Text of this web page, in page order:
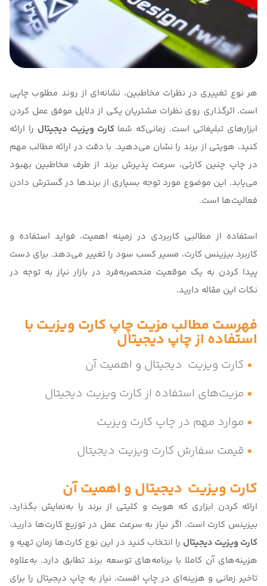
هر نوع تغییری در نظرات مخاطبین، نشانه‌ای از روند مطلوب چاپی
است. اثرگذاری روی نظرات مشتریان یکی از دلایل موفق عمل کردن
ابزارهای تبلیغاتی است. زمانی‌که شماکارت ویزیت دیجیتال را ارائه
کنید، هویتی از برند را نشان می‌دهید. با دقت در ارائه مطالب مهم
در چاپ چنین کارتی، سرعت پذیرش برند از طرف مخاطبین بهبود
می‌یابد. این موضوع مورد توجه بسیاری از برندها در گسترش دادن
فعالیت‌ها است.
استفاده از مطالبی کاربردی در زمینه اهمیت، فواید استفاده و
کاربرد بیزینس کارت، مسیر کسب سود را تغییر می‌دهد. برای دست
پیدا کردن به یک موقعیت منحصربه‌فرد در بازار نیاز به توجه در
نکات این مقاله دارید.
فهرست مطالب مزیت چاپ کارت ویزیت با
استفاده از چاپ دیجیتال
کارت ویزیت دیجیتال و اهمیت آن
مزیت‌های استفاده از کارت ویزیت دیجیتال
موارد مهم در چاپ کارت ویزیت
قیمت سفارش کارت ویزیت دیجیتال
کارت ویزیت دیجیتال و اهمیت آن
ارائه کردن ابزاری که هویت و کلیتی از برند را به‌نمایش بگذارد،
بیزینس کارت است. اگر نیاز به سرعت ‌عمل در توزیع کارت‌ها دارید،
کارت ویزیت دیجیتال را انتخاب کنید در این نوع کارت‌ها زمان تهیه و
هزینه‌های آن کاملا با برنامه‌های توسعه برند تطابق دارد. به‌علاوه
تاخیر زمانی و هزینه‌ای در چاپ افست، نیاز به چاپ دیجیتال را برای